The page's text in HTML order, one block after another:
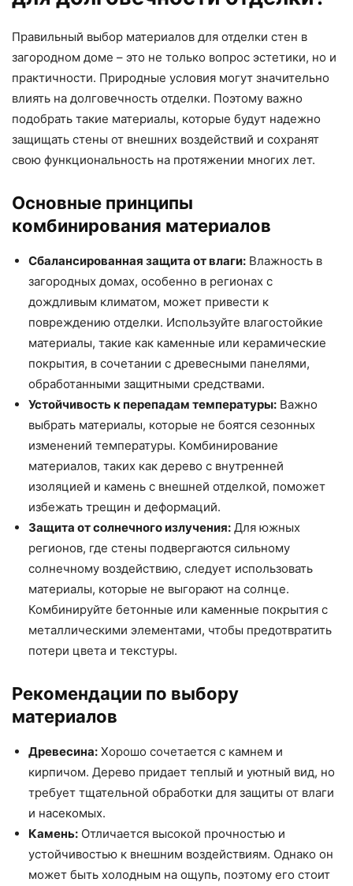
Правильный выбор материалов для отделки стен в
загородном доме – это не только вопрос эстетики, но и
практичности. Природные условия могут значительно
влиять на долговечность отделки. Поэтому важно
подобрать такие материалы, которые будут надежно
защищать стены от внешних воздействий и сохранят
свою функциональность на протяжении многих лет.
Основные принципы
комбинирования материалов
Сбалансированная защита от влаги: Влажность в
загородных домах, особенно в регионах с
дождливым климатом, может привести к
повреждению отделки. Используйте влагостойкие
материалы, такие как каменные или керамические
покрытия, в сочетании с древесными панелями,
обработанными защитными средствами.
Устойчивость к перепадам температуры: Важно
выбрать материалы, которые не боятся сезонных
изменений температуры. Комбинирование
материалов, таких как дерево с внутренней
изоляцией и камень с внешней отделкой, поможет
избежать трещин и деформаций.
Защита от солнечного излучения: Для южных
регионов, где стены подвергаются сильному
солнечному воздействию, следует использовать
материалы, которые не выгорают на солнце.
Комбинируйте бетонные или каменные покрытия с
металлическими элементами, чтобы предотвратить
потери цвета и текстуры.
Рекомендации по выбору
материалов
Древесина: Хорошо сочетается с камнем и
кирпичом. Дерево придает теплый и уютный вид, но
требует тщательной обработки для защиты от влаги
и насекомых.
Камень: Отличается высокой прочностью и
устойчивостью к внешним воздействиям. Однако он
может быть холодным на ощупь, поэтому его стоит